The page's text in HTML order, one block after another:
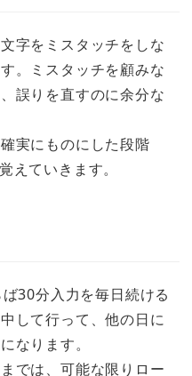
字をミスタッチをしな
。ミスタッチを顧みな
誤りを直すのに余分な
実にものにした段階
ていきます。
30分入力を毎日続ける
して行って、他の日に
なります。
では、可能な限りロー